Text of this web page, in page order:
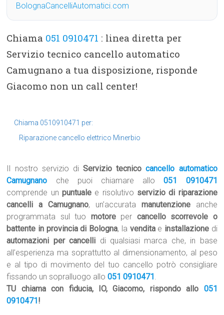
BolognaCancelliAutomatici.com
Chiama 051 0910471 : linea diretta per
Servizio tecnico cancello automatico
Camugnano a tua disposizione, risponde
Giacomo non un call center!
Chiama 0510910471 per:
Riparazione cancello elettrico Minerbio
Il nostro servizio diServizio tecnicocancello automatico
Camugnano che puoi chiamare allo051 0910471
comprende unpuntuale e risolutivo servizio di riparazione
cancelli a Camugnano, un’accurata manutenzioneanche
programmata sul tuo motoreper cancello scorrevole o
battente in provincia di Bologna, la venditae installazionedi
automazioni per cancelli di qualsiasi marca che, in base
all’esperienza ma soprattutto al dimensionamento, al peso
e al tipo di movimento del tuo cancello potrò consigliare
fissando un sopralluogo allo051 0910471 .
TU chiama con fiducia, IO, Giacomo, rispondo allo 051
0910471 !